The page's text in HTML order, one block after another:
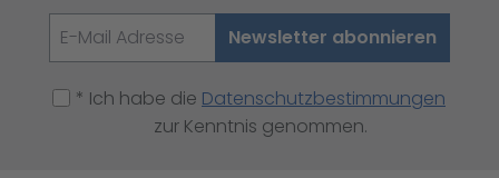
Newsletter abonnieren
* Ich habe die Datenschutzbestimmungen
zur Kenntnis genommen.